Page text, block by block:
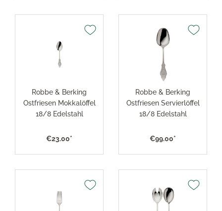
Robbe & Berking
Ostfriesen Mokkalöffel
18/8 Edelstahl
€23.00*
Robbe & Berking
Ostfriesen Servierlöffel
18/8 Edelstahl
€99.00*